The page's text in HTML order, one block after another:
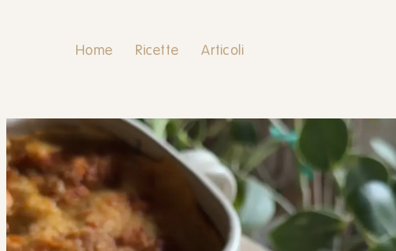
Home Ricette Articoli